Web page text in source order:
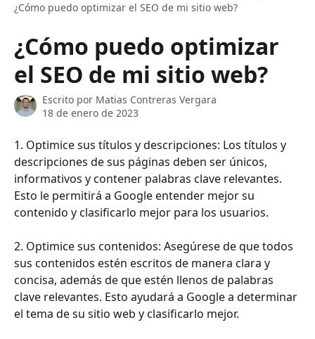
¿Cómo puedo optimizar el SEO de mi sitio web?
¿Cómo puedo optimizar
el SEO de mi sitio web?
Escrito por Matias Contreras Vergara
18 de enero de 2023
1. Optimice sus títulos y descripciones: Los títulos y
descripciones de sus páginas deben ser únicos,
informativos y contener palabras clave relevantes.
Esto le permitirá a Google entender mejor su
contenido y clasificarlo mejor para los usuarios.
2. Optimice sus contenidos: Asegúrese de que todos
sus contenidos estén escritos de manera clara y
concisa, además de que estén llenos de palabras
clave relevantes. Esto ayudará a Google a determinar
el tema de su sitio web y clasificarlo mejor.